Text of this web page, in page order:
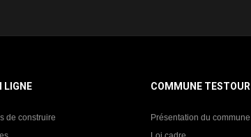
LIGNE
de construire
COMMUNE TESTOUR
Présentation du commune